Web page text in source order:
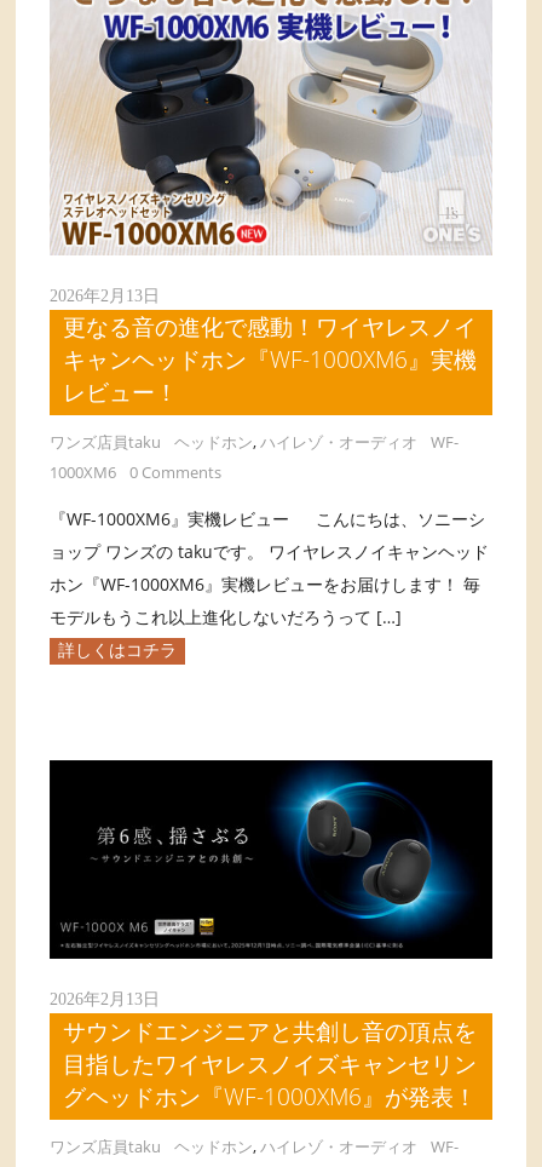
2026年2月13日
更なる音の進化で感動！ワイヤレスノイ
キャンヘッドホン『WF-1000XM6』実機
レビュー！
ワンズ店員taku ヘッドホン,ハイレゾ・オーディオ
WF-
1000XM6
0 Comments
『WF-1000XM6』実機レビュー こんにちは、ソニーシ
ョップ ワンズの takuです。 ワイヤレスノイキャンヘッド
ホン『WF-1000XM6』実機レビューをお届けします！ 毎
モデルもうこれ以上進化しないだろうって […]
詳しくはコチラ
2026年2月13日
サウンドエンジニアと共創し音の頂点を
目指したワイヤレスノイズキャンセリン
グヘッドホン『WF-1000XM6』が発表！
ワンズ店員taku ヘッドホン,ハイレゾ・オーディオ
WF-